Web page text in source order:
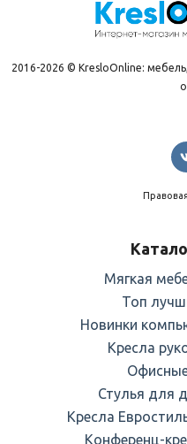
2016-2026 © KresloOnline:
Мягкая
Топ
Новинки
Кресла
Стулья для
Кресла
Конференц-